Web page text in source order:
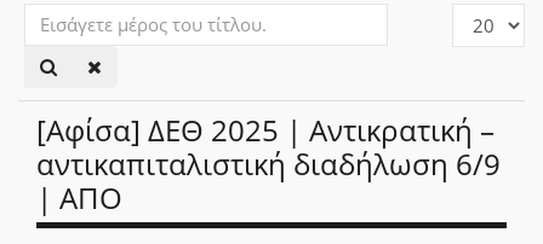
Εισάγετε
μέρος
του
τίτλου.
Εμφάνιση
[Αφίσα] ΔΕΘ 2025 | Αντικρατική –
αντικαπιταλιστική διαδήλωση 6/9
| ΑΠΟ